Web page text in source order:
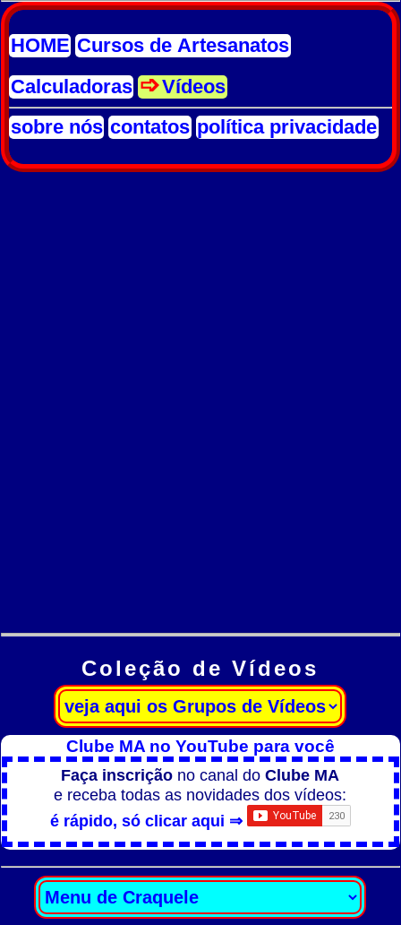
HOME Cursos de Artesanatos
Calculadoras
Vídeos
sobre nós contatos política privacidade
Coleção de Vídeos
Clube MA no YouTube para você
Faça inscrição no canal doClube MA
e receba todas as novidades dos vídeos:
é rápido, só clicar aqui ⇒